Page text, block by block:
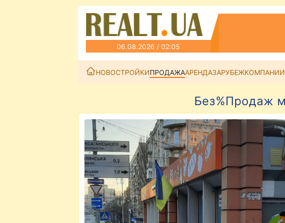
06.08.2026 / 02:05
НОВОСТРОЙКИПРОДАЖААРЕНДАЗАРУБЕЖКОМПАНИИ
Без%Продаж